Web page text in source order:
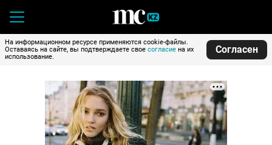
На информационном ресурсе применяются cookie-файлы.
Оставаясь на сайте, вы подтверждаете свое согласие на их
использование.
Согласен